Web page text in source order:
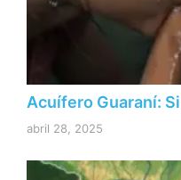
Acuífero Guaraní:
abril 28, 2025